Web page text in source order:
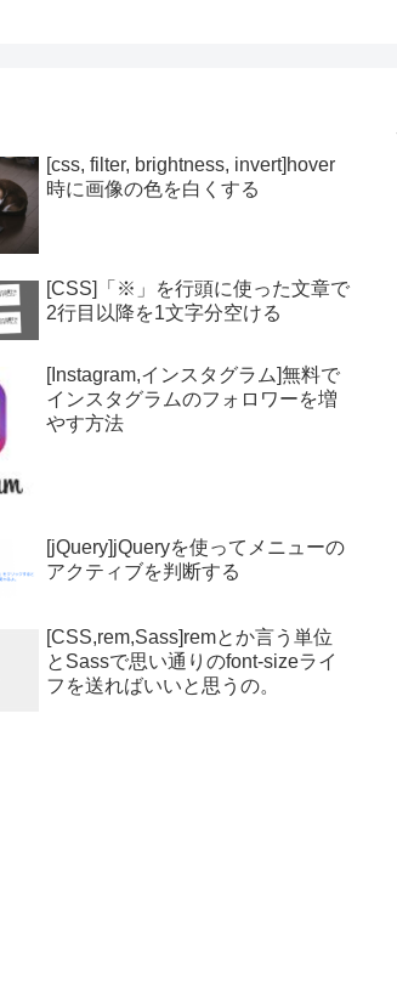
[css, filter, brightness, invert]hover
時に画像の色を白くする
[CSS]「※」を行頭に使った文章で
2行目以降を1文字分空ける
[Instagram,インスタグラム]無料で
インスタグラムのフォロワーを増
やす方法
[jQuery]jQueryを使ってメニューの
アクティブを判断する
[CSS,rem,Sass]remとか言う単位
とSassで思い通りのfont-sizeライ
フを送ればいいと思うの。